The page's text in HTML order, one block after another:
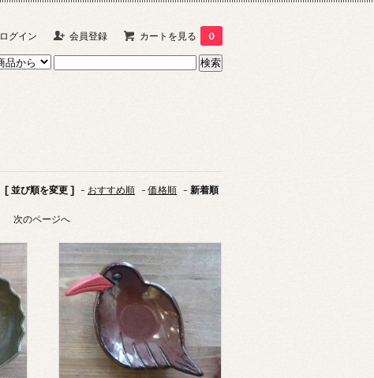
ログイン 会員登録 カートを見る 0
[ 並び順を変更 ] - おすすめ順 -価格順 - 新着順
次のページへ